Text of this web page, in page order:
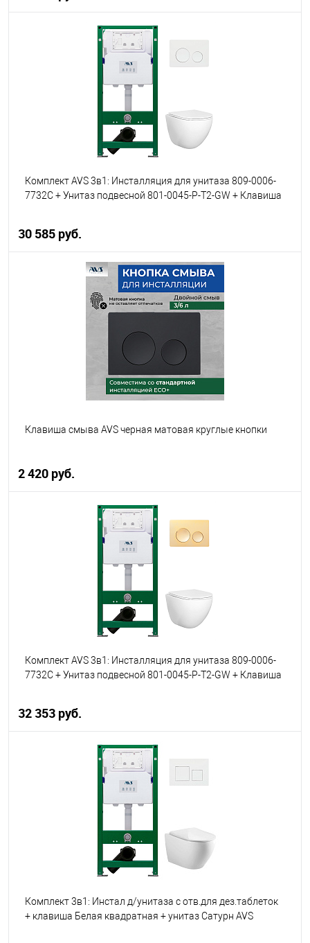
В корзину
В наличии
Комплект AVS 3в1: Инсталляция для унитаза 809-0006-
7732C + Унитаз подвесной 801-0045-P-T2-GW + Клавиша
30 585 руб.
В корзину
В наличии
Клавиша смыва AVS черная матовая круглые кнопки
2 420 руб.
В корзину
В наличии
Комплект AVS 3в1: Инсталляция для унитаза 809-0006-
7732C + Унитаз подвесной 801-0045-P-T2-GW + Клавиша
32 353 руб.
В корзину
В наличии
Комплект 3в1: Инстал д/унитаза с отв.для дез.таблеток
+ клавиша Белая квадратная + унитаз Сатурн AVS